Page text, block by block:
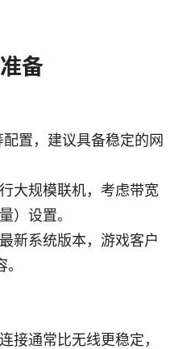
备
置，建议具备稳定的网
大规模联机，考虑带宽
）设置。
新系统版本，游戏客户
接通常比无线更稳定，